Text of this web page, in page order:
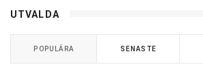
UTVALDA
POPULÄRA SENASTE